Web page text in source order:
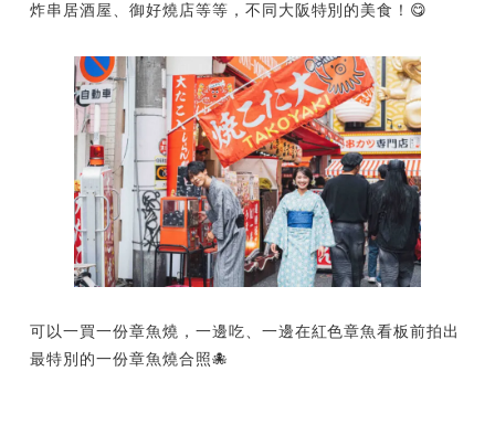
炸串居酒屋、御好燒店等等，不同大阪特別的美食！😋
可以一買一份章魚燒，一邊吃、一邊在紅色章魚看板前拍出
最特別的一份章魚燒合照🐙